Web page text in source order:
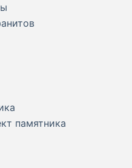
памятника